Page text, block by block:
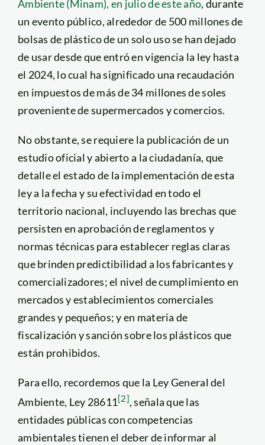
Ambiente (Minam), en julio de este año, durante
un evento público, alrededor de 500 millones de
bolsas de plástico de un solo uso se han dejado
de usar desde que entró en vigencia la ley hasta
el 2024, lo cual ha significado una recaudación
en impuestos de más de 34 millones de soles
proveniente de supermercados y comercios.
No obstante, se requiere la publicación de un
estudio oficial y abierto a la ciudadanía, que
detalle el estado de la implementación de esta
ley a la fecha y su efectividad en todo el
territorio nacional, incluyendo las brechas que
persisten en aprobación de reglamentos y
normas técnicas para establecer reglas claras
que brinden predictibilidad a los fabricantes y
comercializadores; el nivel de cumplimiento en
mercados y establecimientos comerciales
grandes y pequeños; y en materia de
fiscalización y sanción sobre los plásticos que
están prohibidos.
Para ello, recordemos que la Ley General del
Ambiente, Ley 28611[2], señala que las
entidades públicas con competencias
ambientales tienen el deber de informar al